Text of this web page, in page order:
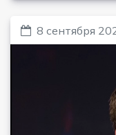
8 сентября